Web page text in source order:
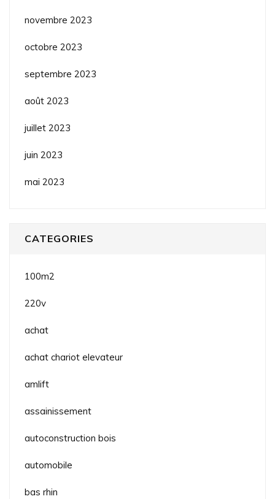
novembre 2023
octobre 2023
septembre 2023
août 2023
juillet 2023
juin 2023
mai 2023
CATEGORIES
100m2
220v
achat
achat chariot elevateur
amlift
assainissement
autoconstruction bois
automobile
bas rhin